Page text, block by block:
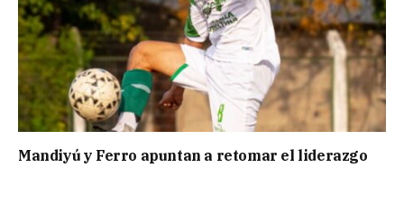
Mandiyú y Ferro apuntan a retomar el liderazgo